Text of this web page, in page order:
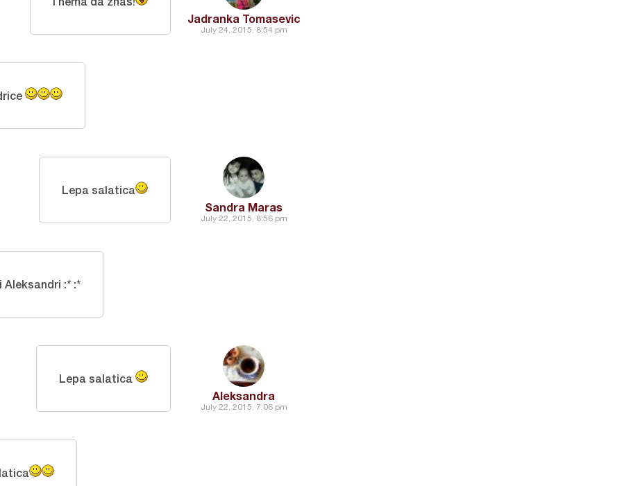
Jadranka Tomasevic
July 24, 2015, 8:54 pm
Sandra Maras
July 22, 2015, 8:56 pm
Lepa salatica
Aleksandri :* :*
Aleksandra
July 22, 2015, 7:06 pm
Lepa salatica